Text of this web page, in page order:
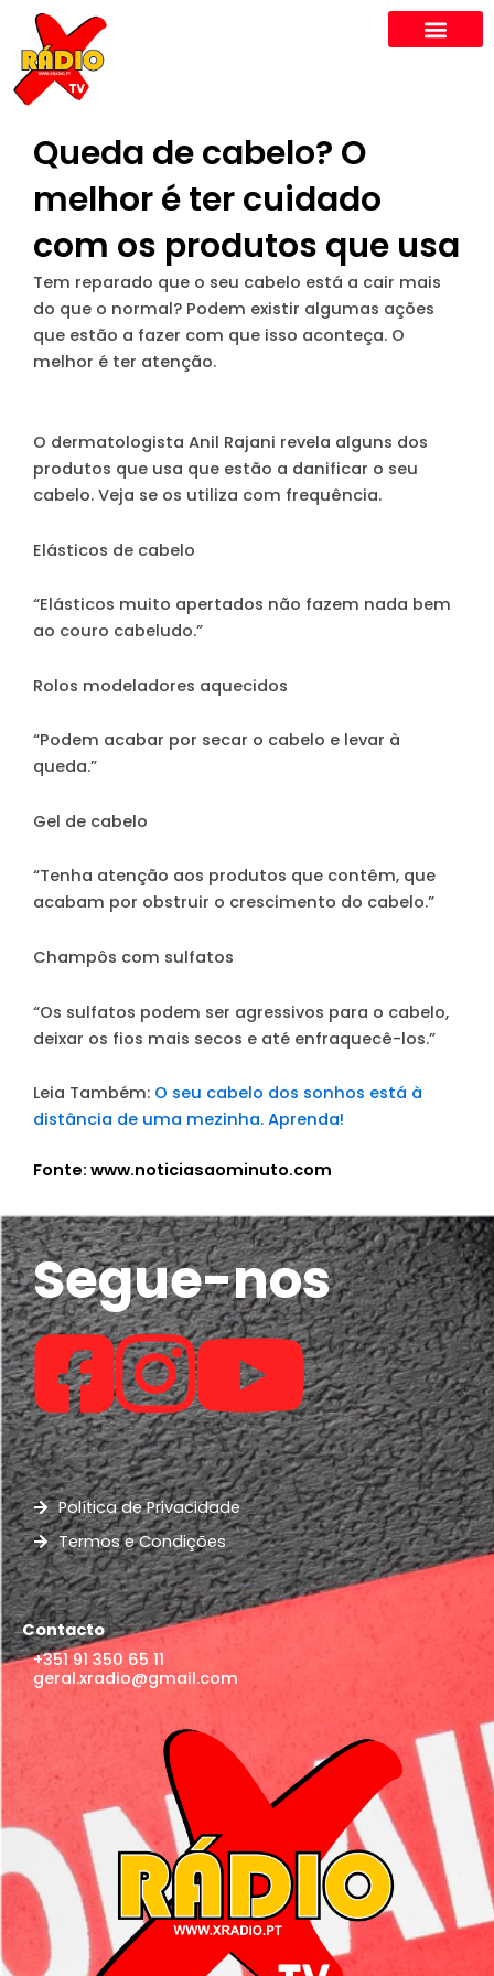
content
Queda de cabelo? O
melhor é ter cuidado
com os produtos que usa
Tem reparado que o seu cabelo está a cair mais
do que o normal? Podem existir algumas ações
que estão a fazer com que isso aconteça. O
melhor é ter atenção.
O dermatologista Anil Rajani revela alguns dos
produtos que usa que estão a danificar o seu
cabelo. Veja se os utiliza com frequência.
Elásticos de cabelo
“Elásticos muito apertados não fazem nada bem
ao couro cabeludo.”
Rolos modeladores aquecidos
“Podem acabar por secar o cabelo e levar à
queda.”
Gel de cabelo
“Tenha atenção aos produtos que contêm, que
acabam por obstruir o crescimento do cabelo.”
Champôs com sulfatos
“Os sulfatos podem ser agressivos para o cabelo,
deixar os fios mais secos e até enfraquecê-los.”
Leia Também: O seu cabelo dos sonhos está à
distância de uma mezinha. Aprenda!
Fonte: www.noticiasaominuto.com
Segue-nos
Política de Privacidade
Termos e Condições
Contacto
+351 91 350 65 11
geral.xradio@gmail.com